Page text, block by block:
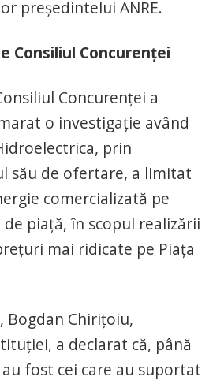
preşedintelui ANRE.
Consiliul Concurenţei
Concurenţei a
o investigaţie având
prin
său de ofertare, a limitat
comercializată pe
piaţă, în scopul realizării
mai ridicate pe Piaţa
Bogdan Chiriţoiu,
a declarat că, până
fost cei care au suportat